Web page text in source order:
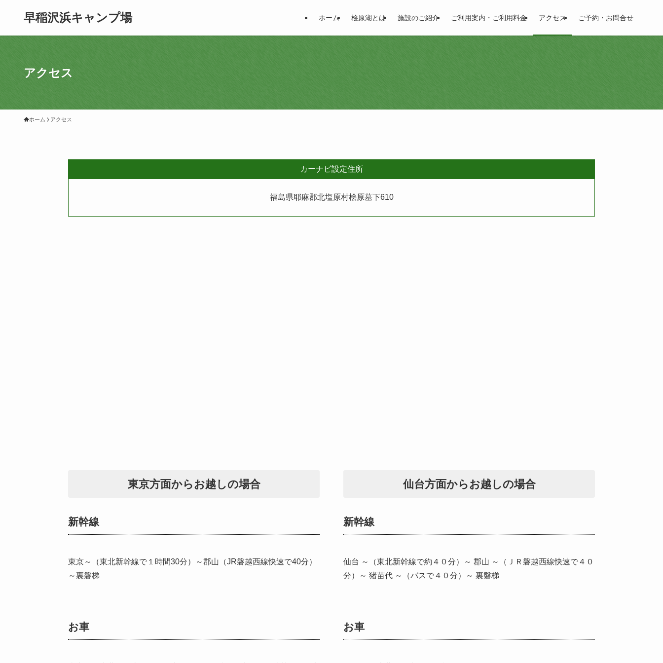
早稲沢浜キャンプ場 ホーム 桧原湖とは 施設のご紹介 ご利用案内・ご利用料金 アクセス ご予約・お問合せ
アクセス
ホーム アクセス
カーナビ設定住所
福島県耶麻郡北塩原村桧原墓下610
東京方面からお越しの場合
新幹線
東京～（東北新幹線で１時間30分）～郡山（JR磐越西線快速で40分）
～裏磐梯
お車
仙台方面からお越しの場合
新幹線
仙台 ～（東北新幹線で約４０分）～ 郡山 ～（ＪＲ磐越西線快速で４０
分）～ 猪苗代 ～（バスで４０分）～ 裏磐梯
お車